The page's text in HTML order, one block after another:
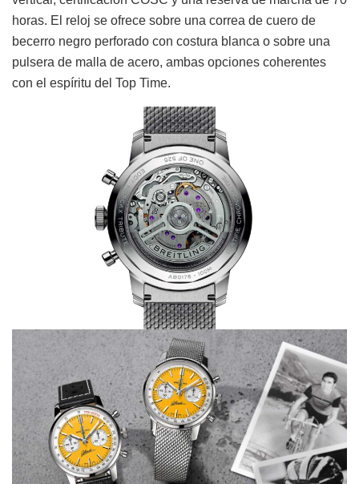
horas. El reloj se ofrece sobre una correa de cuero de
becerro negro perforado con costura blanca o sobre una
pulsera de malla de acero, ambas opciones coherentes
con el espíritu del Top Time.